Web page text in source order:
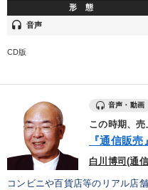
形 態
headset 音声
CD版
音声・動画
この時期、
『通信販
白川博司(通
コンビニや百貨店等のリアル店